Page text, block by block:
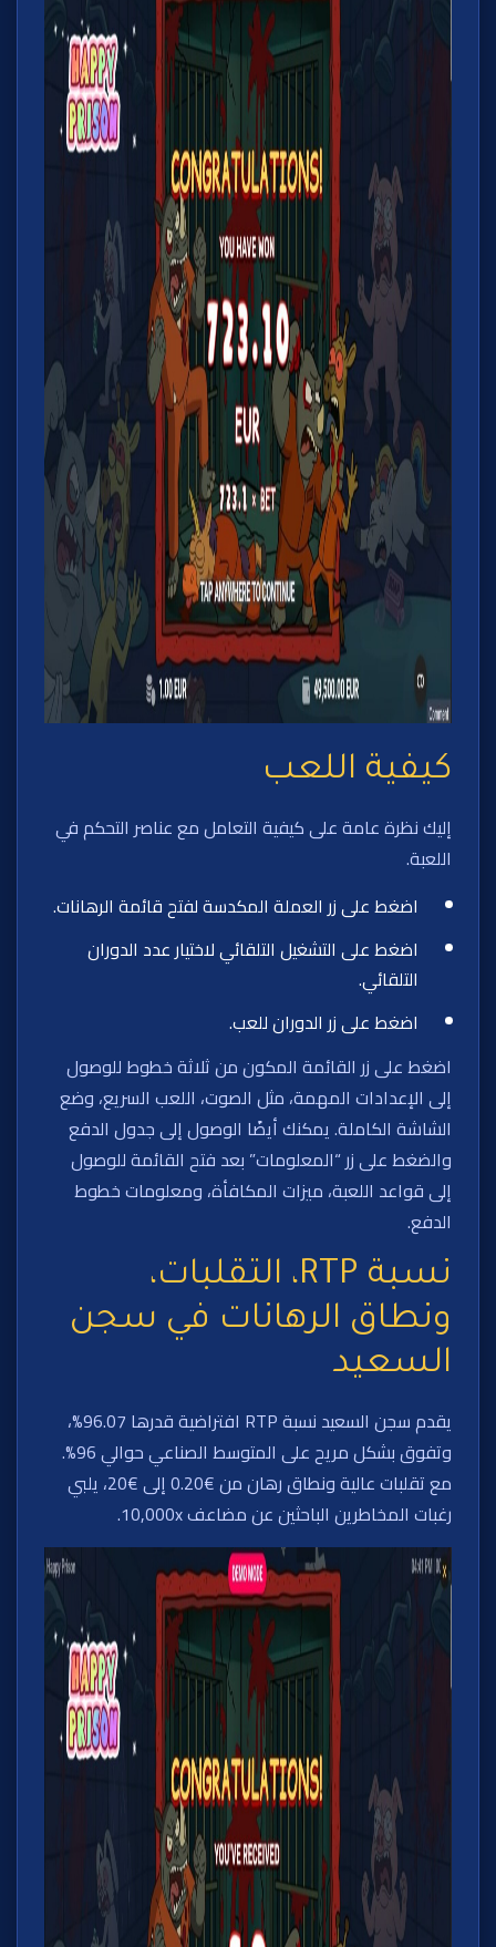
كيفية اللعب
إليك نظرة عامة على كيفية التعامل مع عناصر التحكم في
اللعبة.
اضغط على زر العملة المكدسة لفتح قائمة الرهانات.
اضغط على التشغيل التلقائي لاختيار عدد الدوران
التلقائي.
اضغط على زر الدوران للعب.
اضغط على زر القائمة المكون من ثلاثة خطوط للوصول
إلى الإعدادات المهمة، مثل الصوت، اللعب السريع، وضع
الشاشة الكاملة. يمكنك أيضًا الوصول إلى جدول الدفع
والضغط على زر “المعلومات” بعد فتح القائمة للوصول
إلى قواعد اللعبة، ميزات المكافأة، ومعلومات خطوط
الدفع.
نسبة RTP، التقلبات،
ونطاق الرهانات في سجن
السعيد
يقدم سجن السعيد نسبة RTP افتراضية قدرها 96.07%،
وتفوق بشكل مريح على المتوسط الصناعي حوالي 96%.
مع تقلبات عالية ونطاق رهان من €0.20 إلى €20، يلبي
رغبات المخاطرين الباحثين عن مضاعف 10,000x.